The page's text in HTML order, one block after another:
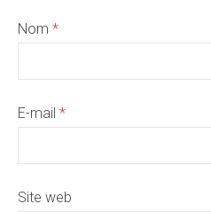
Nom *
E-mail *
Site web